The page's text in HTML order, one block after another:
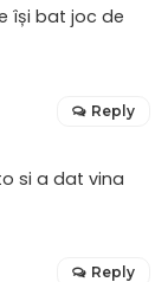
își bat joc de
si a dat vina
Reply
Reply